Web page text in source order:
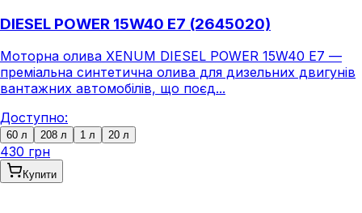
DIESEL POWER 15W40 E7 (2645020)
Моторна олива XENUM DIESEL POWER 15W40 E7 —
преміальна синтетична олива для дизельних двигунів
вантажних автомобілів, що поєд...
Доступно:
60 л 208 л 1 л 20 л
430 грн
Купити